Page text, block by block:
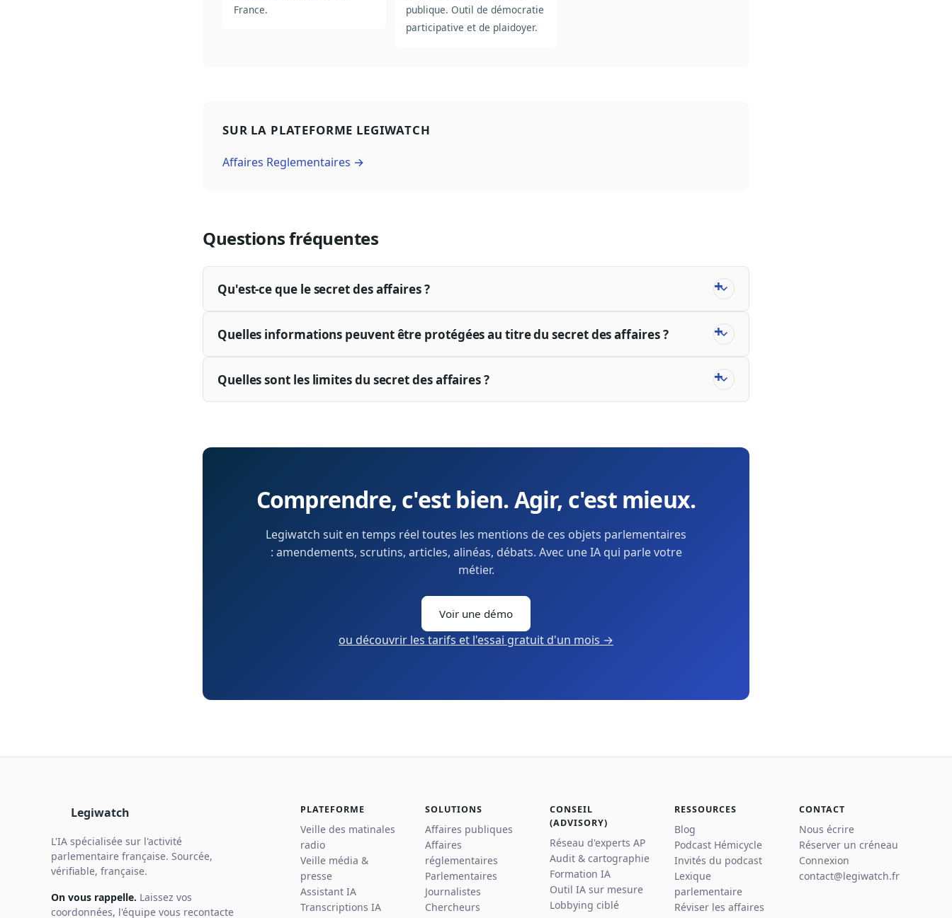
France.
publique. Outil de démocratie
participative et de plaidoyer.
SUR LA PLATEFORME LEGIWATCH
Affaires Reglementaires →
Questions fréquentes
Qu'est-ce que le secret des affaires ?
Quelles informations peuvent être protégées au titre du secret des affaires ?
Quelles sont les limites du secret des affaires ?
Comprendre, c'est bien. Agir, c'est mieux.
Legiwatch suit en temps réel toutes les mentions de ces objets parlementaires
: amendements, scrutins, articles, alinéas, débats. Avec une IA qui parle votre
métier.
Voir une démo
ou découvrir les tarifs et l'essai gratuit d'un mois →
Legiwatch
L'IA spécialisée sur l'activité
parlementaire française. Sourcée,
vérifiable, française.
On vous rappelle. Laissez vos
coordonnées, l'équipe vous recontacte
PLATEFORME
Veille des matinales
radio
Veille média &
presse
Assistant IA
Transcriptions IA
SOLUTIONS
Affaires publiques
Affaires
réglementaires
Parlementaires
Journalistes
Chercheurs
CONSEIL
(ADVISORY)
Réseau d'experts AP
Audit & cartographie
Formation IA
Outil IA sur mesure
Lobbying ciblé
RESSOURCES
Blog
Podcast Hémicycle
Invités du podcast
Lexique
parlementaire
Réviser les affaires
CONTACT
Nous écrire
Réserver un créneau
Connexion
contact@legiwatch.fr